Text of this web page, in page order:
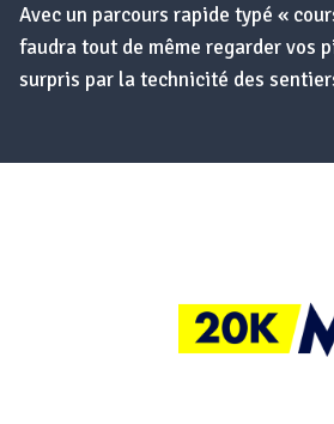
Avec un parcours rapide typé «
faudra tout de même regarder vos
surpris par la technicité des